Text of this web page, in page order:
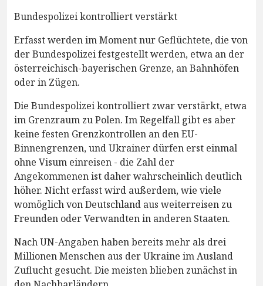
Bundespolizei kontrolliert verstärkt
Erfasst werden im Moment nur Geflüchtete, die von
der Bundespolizei festgestellt werden, etwa an der
österreichisch-bayerischen Grenze, an Bahnhöfen
oder in Zügen.
Die Bundespolizei kontrolliert zwar verstärkt, etwa
im Grenzraum zu Polen. Im Regelfall gibt es aber
keine festen Grenzkontrollen an den EU-
Binnengrenzen, und Ukrainer dürfen erst einmal
ohne Visum einreisen - die Zahl der
Angekommenen ist daher wahrscheinlich deutlich
höher. Nicht erfasst wird außerdem, wie viele
womöglich von Deutschland aus weiterreisen zu
Freunden oder Verwandten in anderen Staaten.
Nach UN-Angaben haben bereits mehr als drei
Millionen Menschen aus der Ukraine im Ausland
Zuflucht gesucht. Die meisten blieben zunächst in